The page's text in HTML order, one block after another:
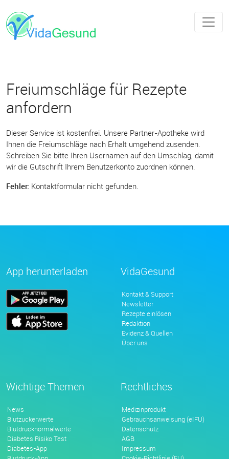
Freiumschläge für Rezepte
anfordern
Dieser Service ist kostenfrei. Unsere Partner-Apotheke wird
Ihnen die Freiumschläge nach Erhalt umgehend zusenden.
Schreiben Sie bitte Ihren Usernamen auf den Umschlag, damit
wir die Gutschrift Ihrem Benutzerkonto zuordnen können.
Fehler: Kontaktformular nicht gefunden.
App herunterladen VidaGesund
Kontakt & Support
Newsletter
Rezepte einlösen
Redaktion
Evidenz & Quellen
Über uns
Wichtige Themen
News
Blutzuckerwerte
Blutdrucknormalwerte
Diabetes Risiko Test
Diabetes-App
Rechtliches
Medizinprodukt
Gebrauchsanweisung (eIFU)
Datenschutz
AGB
Impressum